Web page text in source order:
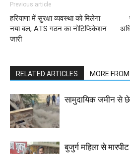
Previous article
हरियाणा में सुरक्षा व्यवस्था को मिलेगा
नया बल, ATS गठन का नोटिफिकेशन
जारी
RELATED ARTICLES MORE
सामुदायिक जमीन से
बुजुर्ग महिला से